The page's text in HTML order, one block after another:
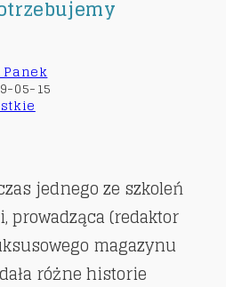
05-15
jednego ze szkoleń
prowadząca (redaktor
magazynu
różne historie